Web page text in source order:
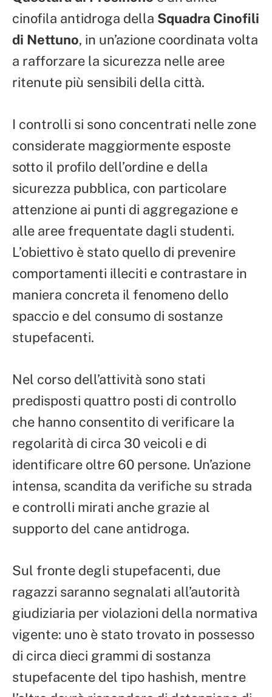
cinofila antidroga della Squadra Cinofili
di Nettuno, in un’azione coordinata volta
a rafforzare la sicurezza nelle aree
ritenute più sensibili della città.
I controlli si sono concentrati nelle zone
considerate maggiormente esposte
sotto il profilo dell’ordine e della
sicurezza pubblica, con particolare
attenzione ai punti di aggregazione e
alle aree frequentate dagli studenti.
L’obiettivo è stato quello di prevenire
comportamenti illeciti e contrastare in
maniera concreta il fenomeno dello
spaccio e del consumo di sostanze
stupefacenti.
Nel corso dell’attività sono stati
predisposti quattro posti di controllo
che hanno consentito di verificare la
regolarità di circa 30 veicoli e di
identificare oltre 60 persone. Un’azione
intensa, scandita da verifiche su strada
e controlli mirati anche grazie al
supporto del cane antidroga.
Sul fronte degli stupefacenti, due
ragazzi saranno segnalati all’autorità
giudiziaria per violazioni della normativa
vigente: uno è stato trovato in possesso
di circa dieci grammi di sostanza
stupefacente del tipo hashish, mentre